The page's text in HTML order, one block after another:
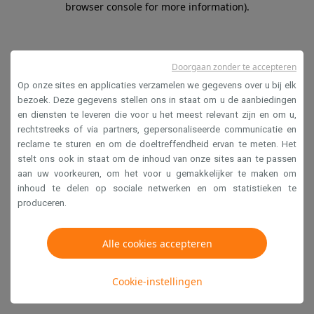
browser console for more information).
Op onze sites en applicaties verzamelen we gegevens over u bij elk
bezoek. Deze gegevens stellen ons in staat om u de aanbiedingen
en diensten te leveren die voor u het meest relevant zijn en om u,
rechtstreeks of via partners, gepersonaliseerde communicatie en
reclame te sturen en om de doeltreffendheid ervan te meten. Het
stelt ons ook in staat om de inhoud van onze sites aan te passen
aan uw voorkeuren, om het voor u gemakkelijker te maken om
inhoud te delen op sociale netwerken en om statistieken te
produceren.
Alle cookies accepteren
Cookie-instellingen
Doorgaan zonder te accepteren